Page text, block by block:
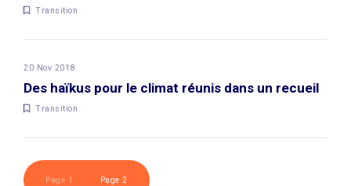
Transition
20 Nov 2018
Des haïkus pour le climat réunis dans un recueil
Transition
Page 1 Page 2